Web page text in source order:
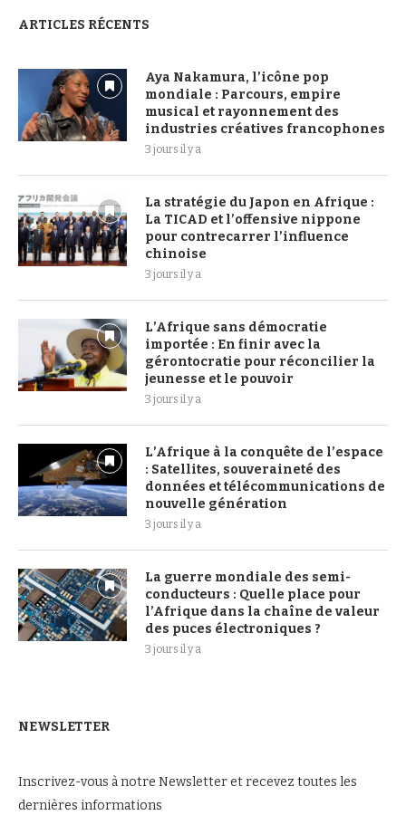
ARTICLES RÉCENTS
Aya Nakamura, l’icône pop
mondiale : Parcours, empire
musical et rayonnement des
industries créatives francophones
3 jours il y a
La stratégie du Japon en Afrique :
La TICAD et l’offensive nippone
pour contrecarrer l’influence
chinoise
3 jours il y a
L’Afrique sans démocratie
importée : En finir avec la
gérontocratie pour réconcilier la
jeunesse et le pouvoir
3 jours il y a
L’Afrique à la conquête de l’espace
: Satellites, souveraineté des
données et télécommunications de
nouvelle génération
3 jours il y a
La guerre mondiale des semi-
conducteurs : Quelle place pour
l’Afrique dans la chaîne de valeur
des puces électroniques ?
3 jours il y a
NEWSLETTER
Inscrivez-vous à notre Newsletter et recevez toutes les
dernières informations